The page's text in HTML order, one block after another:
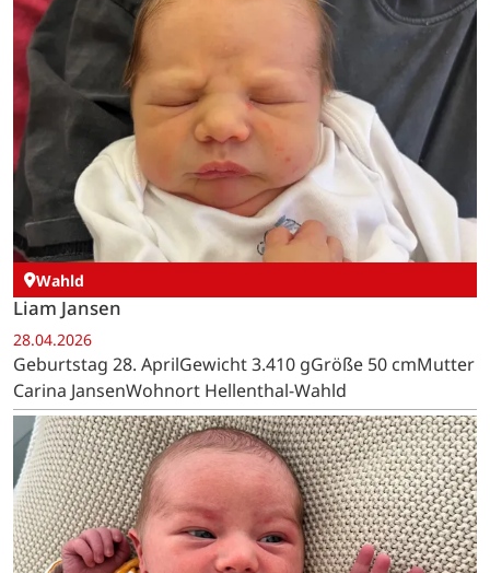
Wahld
Liam Jansen
28.04.2026
Geburtstag 28. AprilGewicht 3.410 gGröße 50 cmMutter
Carina JansenWohnort Hellenthal-Wahld